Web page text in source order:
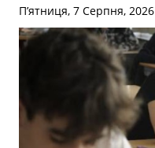
П’ятниця, 7 Серпня, 2026